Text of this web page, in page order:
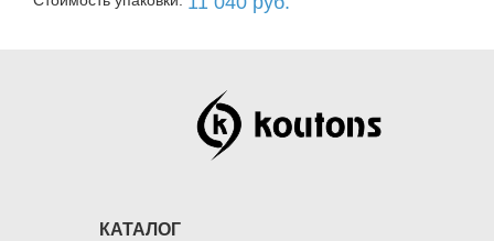
КАТАЛОГ